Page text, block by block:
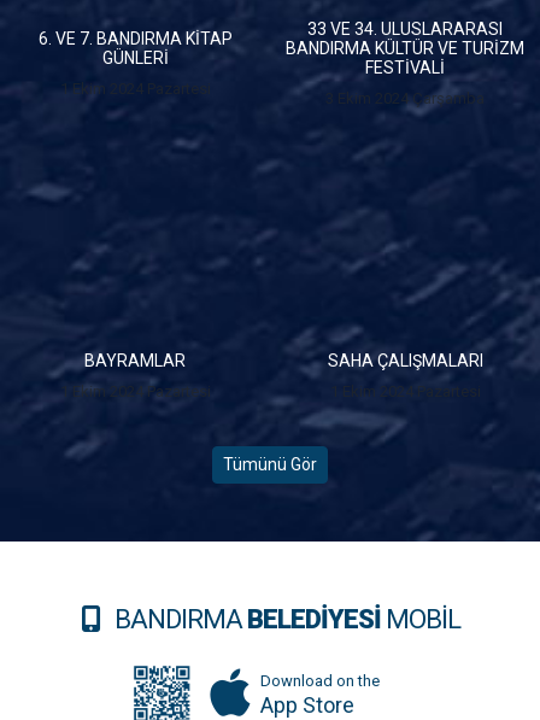
6. VE 7. BANDIRMA KİTAP
GÜNLERİ
1 Ekim 2024 Pazartesi
33 VE 34. ULUSLARARASI
BANDIRMA KÜLTÜR VE TURİZM
FESTİVALİ
3 Ekim 2024 Çarşamba
BAYRAMLAR
1 Ekim 2024 Pazartesi
SAHA ÇALIŞMALARI
Tümünü Gör
BANDIRMA BELEDİYESİMOBİL
Download on the
App Store